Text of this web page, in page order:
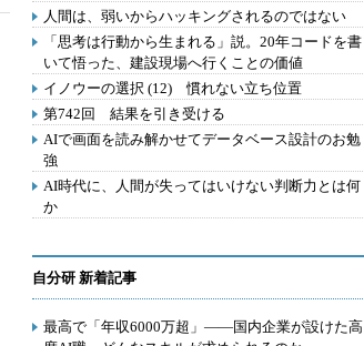
人間は、弱いからハッキングされるのではない
「思考は行動から生まれる」説。20年コードを書
いて悟った、建設現場へ行くことの価値
イノウーの選択 (12) 慣れない立ち位置
第742回 結果を引き受ける
AIで画面を読み解かせてデータベース設計のお勉
強
AI時代に、人間が失ってはいけない判断力とは何
か
自分研 新着記事
最高で「年収6000万超」――国内企業が設けた高